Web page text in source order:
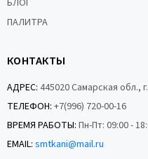
БЛОГ
ПАЛИТРА
КОНТАКТЫ
АДРЕС: 445020 Самарская обл.,
ТЕЛЕФОН: +7(996) 720-00-16
ВРЕМЯ РАБОТЫ: Пн-Пт: 09:00 -
EMAIL: smtkani@mail.ru